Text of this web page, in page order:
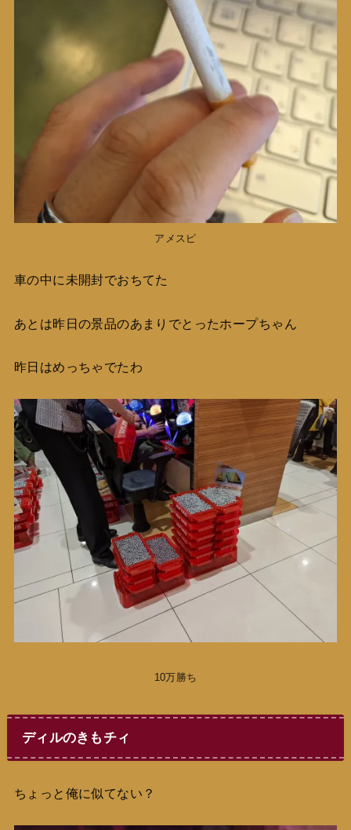
アメスピ
車の中に未開封でおちてた
あとは昨日の景品のあまりでとったホープちゃん
昨日はめっちゃでたわ
10万勝ち
ディルのきもチィ
ちょっと俺に似てない？